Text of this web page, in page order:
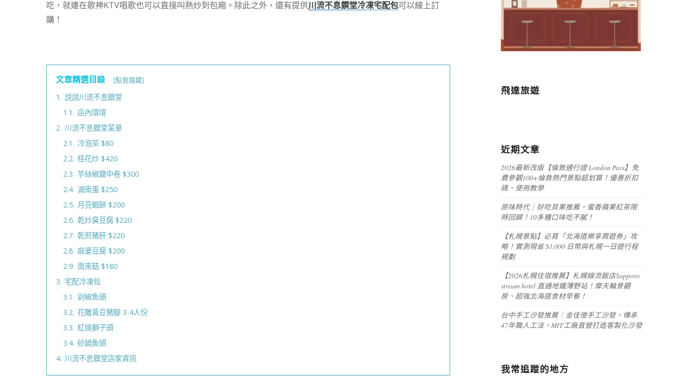
吃，就連在歌神KTV唱歌也可以直接叫熱炒到包廂。除此之外，還有提供川流不息饌堂冷凍宅配包可以線上訂
購！
文章精選目錄 [點我隱藏]
1. 説説川流不息饌堂
1.1. 店內環境
2. 川流不息饌堂菜單
2.1. 冷泡茶 $80
2.2. 桂花炒 $420
2.3. 芋絲椒鹽中卷 $300
2.4. 湖南蛋 $250
2.5. 月亮蝦餅 $200
2.6. 乾炒臭豆腐 $220
2.7. 乾煎豬肝 $220
2.8. 麻婆豆腐 $200
2.9. 雨來菇 $180
3. 宅配冷凍包
3.1. 剁椒魚頭
3.2. 花雕黃豆豬腳 3-4人份
3.3. 紅燒獅子頭
3.4. 砂鍋魚頭
4. 川流不息饌堂店家資訊
飛達旅遊
近期文章
2026最新改版【倫敦通行證 London Pass】免
費參觀100+倫敦熱門景點超划算！優惠折扣
碼、使用教學
原味時代｜好吃貝果推薦，蜜香蘋果紅茶限
時回歸！10多種口味吃不膩！
【札幌景點】必買「北海道樂享周遊券」攻
略！實測現省 $1,000 日幣與札幌一日遊行程
規劃
【2026札幌住宿推薦】札幌線流飯店Sapporo
stream hotel 直通地鐵薄野站！摩天輪景觀
房、超強北海道食材早餐！
台中手工沙發推薦｜金佳億手工沙發，傳承
47年職人工法，MIT工廠直營打造客製化沙發
我常追蹤的地方